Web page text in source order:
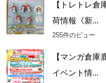
【トレトレ倉
荷情報《新...
255件のビュー
【マンガ倉庫
イベント情...